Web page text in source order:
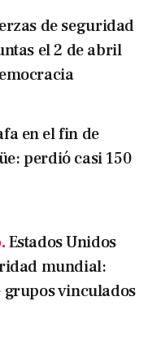
de seguridad
el 2 de abril
en el fin de
perdió casi 150
Estados Unidos
mundial:
grupos vinculados